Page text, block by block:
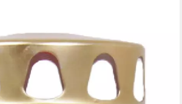
(1-tlg), H26cm x Ø7cm, wind- &
bei dir